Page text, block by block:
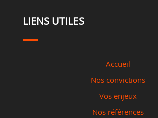
LIENS UTILES
Accueil
Nos convictions
Vos enjeux
Nos références